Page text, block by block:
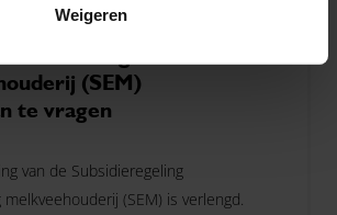
Weigeren
(SEM)
te vragen
van de Subsidieregeling
(SEM) is verlengd.